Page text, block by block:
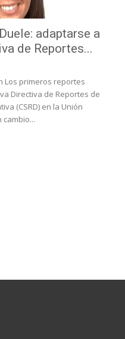
adaptarse a
de Reportes...
Los primeros reportes
Directiva de Reportes de
(CSRD) en la Unión